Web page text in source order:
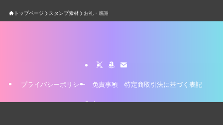
トップページ スタンプ素材 お礼・感謝
プライバシーポリシー 免責事項 特定商取引法に基づく表記
©stamp-yasan.com